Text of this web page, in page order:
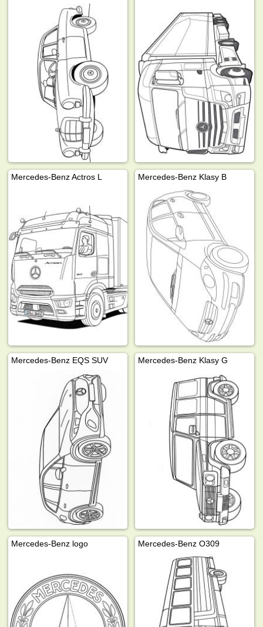
Mercedes-Benz Actros L Mercedes-Benz Klasy B
Mercedes-Benz EQS SUV Mercedes-Benz Klasy G
Mercedes-Benz logo Mercedes-Benz O309